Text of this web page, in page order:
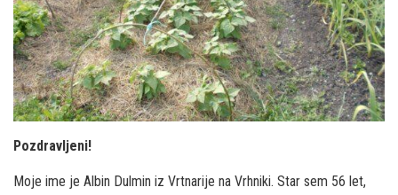
Pozdravljeni!
Moje ime je Albin Dulmin iz Vrtnarije na Vrhniki. Star sem 56 let,